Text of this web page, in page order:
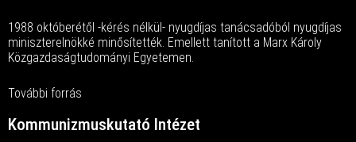
1988 októberétől -kérés nélkül- nyugdíjas tanácsadóból nyugdíjas
miniszterelnökké minősítették. Emellett tanított a Marx Károly
Közgazdaságtudományi Egyetemen.
További forrás
Kommunizmuskutató Intézet